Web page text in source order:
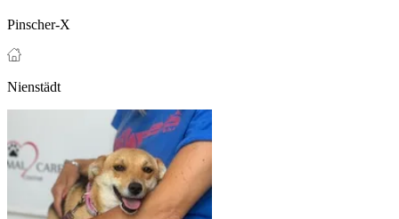
Pinscher-X
Nienstädt